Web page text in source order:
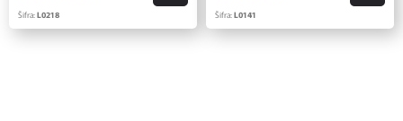
Šifra:L0218 Šifra:L0141